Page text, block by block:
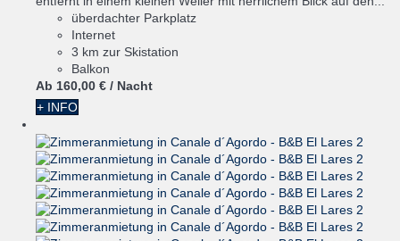
überdachter Parkplatz
Internet
3 km zur Skistation
Balkon
Ab 160,00 € / Nacht
+ INFO